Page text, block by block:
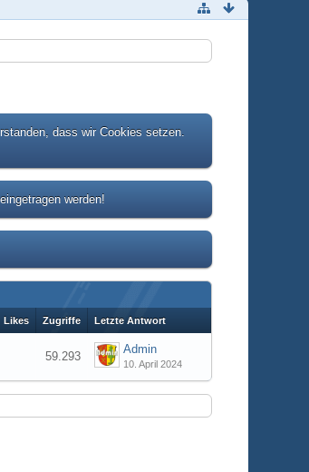
dass wir Cookies setzen.
werden!
Likes Zugriffe Letzte Antwort
59.293
Admin
10. April 2024